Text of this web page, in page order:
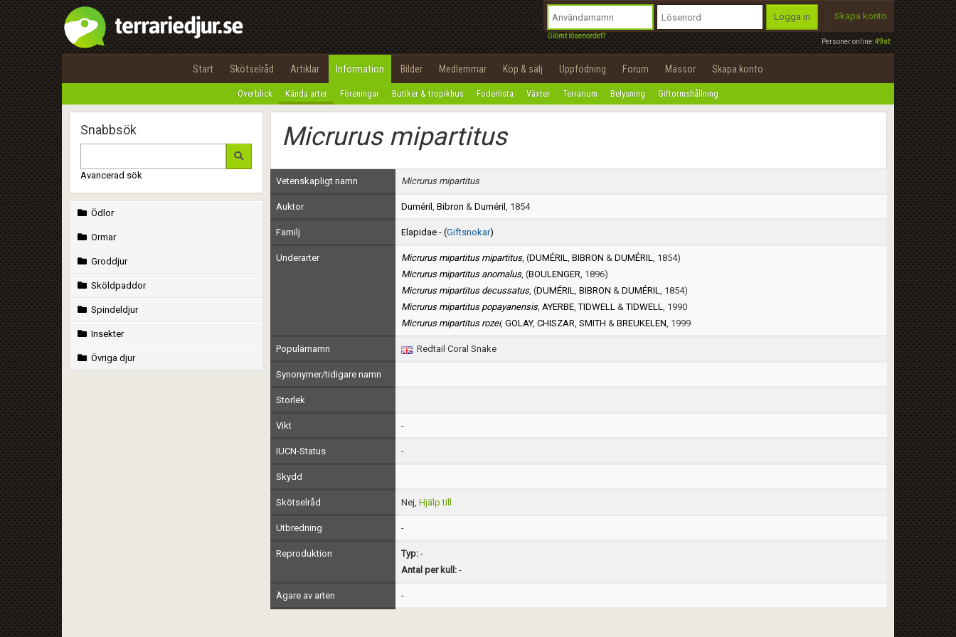
Personer online:49st
Logga in
Glömt lösenordet?
Skapa konto
Start Skötselråd Artiklar Information Bilder Medlemmar Köp & sälj Uppfödning Forum Mässor Skapa konto
Överblick Kända arter Föreningar Butiker & tropikhus Foderlista Växter Terrarium Belysning Giftormshållning
Snabbsök
Avancerad sök
Ödlor
Ormar
Groddjur
Sköldpaddor
Spindeldjur
Insekter
Övriga djur
Micrurus mipartitus
Vetenskapligt namn Micrurus mipartitus
Auktor Duméril , Bibron & Duméril , 1854
Familj Elapidae - (Giftsnokar)
Underarter Micrurus mipartitus mipartitus, (DUMÉRIL, BIBRON & DUMÉRIL, 1854)
Micrurus mipartitus anomalus, (BOULENGER, 1896)
Micrurus mipartitus decussatus, (DUMÉRIL, BIBRON & DUMÉRIL, 1854)
Micrurus mipartitus popayanensis, AYERBE,TIDWELL&TIDWELL, 1990
Micrurus mipartitus rozei, GOLAY, CHISZAR, SMITH & BREUKELEN, 1999
Populärnamn Redtail Coral Snake
Synonymer/tidigare namn
Storlek
Vikt -
IUCN-Status -
Skydd
Skötselråd Nej, Hjälp till
Utbredning -
Reproduktion Typ:-
Antal per kull:-
Ägare av arten -
Utför
100%
OK
integritetspolicy
Namn:
Epost:
Användarnamn:
Lösenord:
Privacy Policy
Terms of Service
Begär nytt lösenord
Tillbaka till förstasidan